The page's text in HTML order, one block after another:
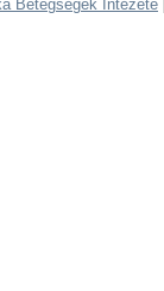
Betegségek Intézete